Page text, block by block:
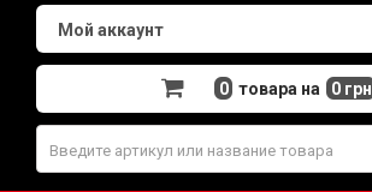
Мой аккаунт
0 товара на 0 грн